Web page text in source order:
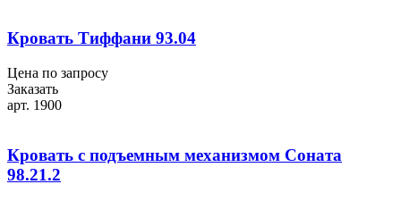
Кровать Тиффани 93.04
Цена по запросу
Заказать
арт. 1900
Кровать с подъемным механизмом Соната
98.21.2